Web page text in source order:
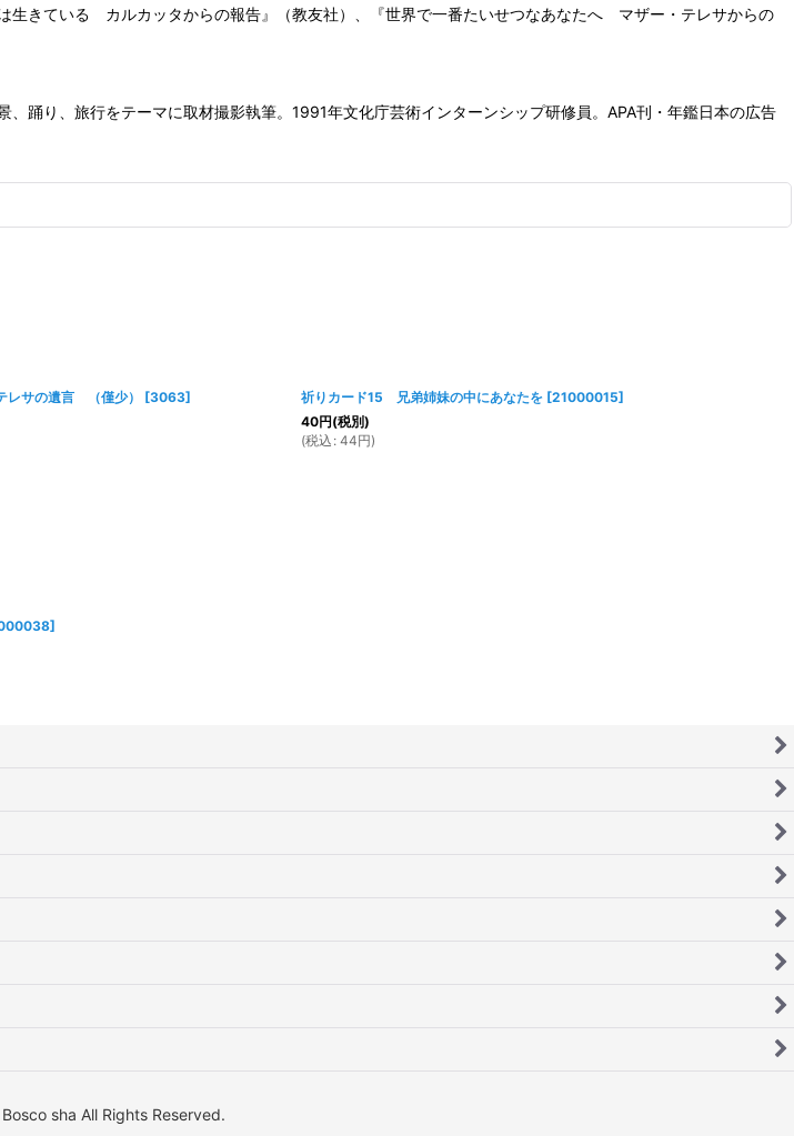
きている カルカッタからの報告』（教友社）、『世界で一番たいせつなあなたへ マザー・テレサからの
踊り、旅行をテーマに取材撮影執筆。1991年文化庁芸術インターンシップ研修員。APA刊・年鑑日本の広告
サの遺言 （僅少） [3063]
祈りカード15 兄弟姉妹の中にあなたを [21000015]
40円(税別)
(税込 : 44円)
]
sha All Rights Reserved.